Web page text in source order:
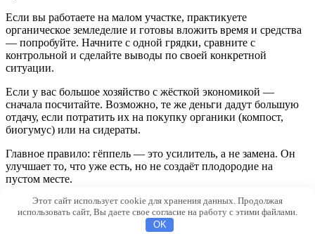
Если вы работаете на малом участке, практикуете
органическое земледелие и готовы вложить время и средства
— попробуйте. Начните с одной грядки, сравните с
контрольной и сделайте выводы по своей конкретной
ситуации.
Если у вас большое хозяйство с жёсткой экономикой —
сначала посчитайте. Возможно, те же деньги дадут большую
отдачу, если потратить их на покупку органики (компост,
биогумус) или на сидераты.
Главное правило: гёппель — это усилитель, а не замена. Он
улучшает то, что уже есть, но не создаёт плодородие на
пустом месте.
© 2026 RusGumus.ru
Этот сайт использует cookie для хранения данных. Продолжая
использовать сайт, Вы даете свое согласие на работу с этими файлами.
OK